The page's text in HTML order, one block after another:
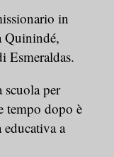
in
Quinindé,
Esmeraldas.
scuola per
tempo dopo è
a